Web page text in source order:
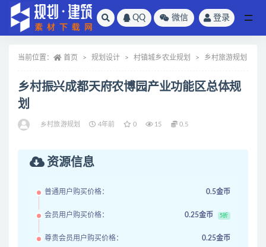
QQ 微信 登录
当前位置： 首页 规划设计 村镇城乡农业规划 乡村旅游规划
乡村振兴成都天府农博园产业功能区总体规
划
乡村旅游规划 4年前 0 15 0.5
资源信息
普通用户购买价格： 0.5金币
会员用户购买价格： 0.25金币 5折
尊贵会员用户购买价格： 0.25金币
全部